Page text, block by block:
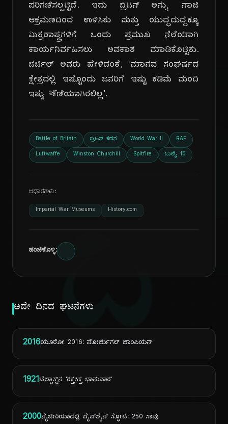
ದಿ
ಪರಿಗಣಿಸಲ್ಪಟ್ಟಿದೆ. ಇದು ಬ್ರಿಟನ್ ಅನ್ನು ನಾಜಿ
ಆಕ್ರಮಣದಿಂದ ಉಳಿಸಿತು ಮತ್ತು ಯುದ್ಧದುದ್ದಕ್ಕೂ
ಮಿತ್ರರಾಷ್ಟ್ರಗಳಿಗೆ ಒಂದು ಪ್ರಮುಖ ನೆಲೆಯಾಗಿ
ಕಾರ್ಯನಿರ್ವಹಿಸಲು ಅವಕಾಶ ಮಾಡಿಕೊಟ್ಟಿತು.
ಚರ್ಚಿಲ್ ಅವರು ಹೇಳಿದಂತೆ, 'ಮಾನವ ಸಂಘರ್ಷದ
ಕ್ಷೇತ್ರದಲ್ಲಿ ಇಷ್ಟೊಂದು ಜನರಿಗೆ ಇಷ್ಟು ಕಡಿಮೆ ಮಂದಿ
ಇಷ್ಟು ঋಣಿಯಾಗಿರಲಿಲ್ಲ'.
Battle of Britain ಬ್ರಿಟನ್ ಕದನ World War II RAF
Luftwaffe Winston Churchill Spitfire ಜುಲೈ 10
ಆಧಾರಗಳು:
Imperial War Museums History.com
ಹಂಚಿಕೊಳ್ಳಿ:
ಅದೇ ದಿನದ ಘಟನೆಗಳು
2016ಯೂರೋ 2016: ಪೋರ್ಚುಗಲ್ ಚಾಂಪಿಯನ್
1921ಬೆಲ್ಫಾಸ್ಟ್‌ನ 'ರಕ್ತಸಿಕ್ತ ಭಾನುವಾರ'
2000ನೈಜೀರಿಯಾದಲ್ಲಿ ಪೈಪ್‌ಲೈನ್ ಸ್ಫೋಟ: 250 ಸಾವು